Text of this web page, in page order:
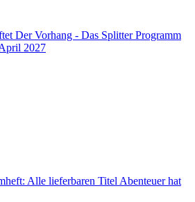
Der Vorhang - Das Splitter Programm
2027
Alle lieferbaren TitelAbenteuer hat